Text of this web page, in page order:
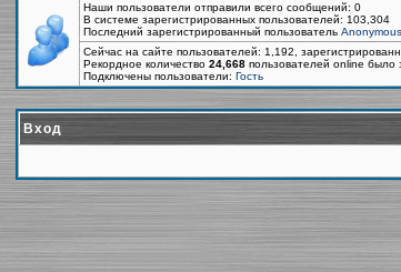
Наши пользователи отправили всего сообщений: 0
В системе зарегистрированных пользователей: 103,304
Последний зарегистрированный пользователь Anonymous
Сейчас на сайте пользователей: 1,192,
Рекордное количество 24,668 пользователей online
Подключены пользователи: Гость
Вход